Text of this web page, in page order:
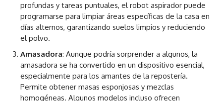
profundas y tareas puntuales, el robot aspirador puede
programarse para limpiar áreas específicas de la casa en
días alternos, garantizando suelos limpios y reduciendo
el polvo.
Amasadora: Aunque podría sorprender a algunos, la
amasadora se ha convertido en un dispositivo esencial,
especialmente para los amantes de la repostería.
Permite obtener masas esponjosas y mezclas
homogéneas. Algunos modelos incluso ofrecen